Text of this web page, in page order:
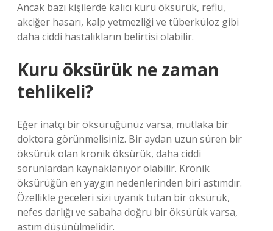
Ancak bazı kişilerde kalıcı kuru öksürük, reflü,
akciğer hasarı, kalp yetmezliği ve tüberküloz gibi
daha ciddi hastalıkların belirtisi olabilir.
Kuru öksürük ne zaman
tehlikeli?
Eğer inatçı bir öksürüğünüz varsa, mutlaka bir
doktora görünmelisiniz. Bir aydan uzun süren bir
öksürük olan kronik öksürük, daha ciddi
sorunlardan kaynaklanıyor olabilir. Kronik
öksürüğün en yaygın nedenlerinden biri astımdır.
Özellikle geceleri sizi uyanık tutan bir öksürük,
nefes darlığı ve sabaha doğru bir öksürük varsa,
astım düşünülmelidir.